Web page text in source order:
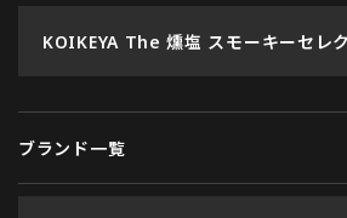
KOIKEYA The 燻塩 スモーキーセレ
ブランド一覧